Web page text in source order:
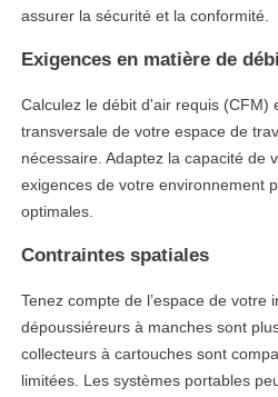
assurer la sécurité et la conformité.
Exigences en matière de
Calculez le débit d'air requis (CFM)
transversale de votre espace de
nécessaire. Adaptez la capacité de
exigences de votre environnement
optimales.
Contraintes spatiales
Tenez compte de l’espace de votre
dépoussiéreurs à manches sont
collecteurs à cartouches sont
limitées. Les systèmes portables